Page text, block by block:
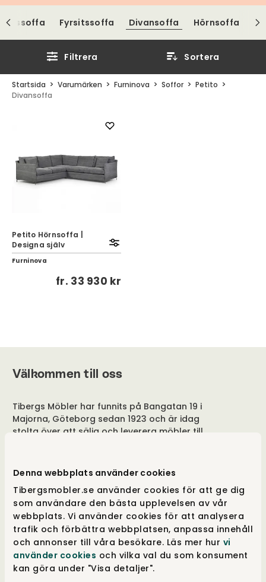
Denna webbplats använder cookies
Tibergsmobler.se använder cookies för att ge dig
som användare den bästa upplevelsen av vår
webbplats. Vi använder cookies för att analysera
trafik och förbättra webbplatsen, anpassa innehåll
och annonser till våra besökare. Läs mer hur vi
använder cookies och vilka val du som konsument
kan göra under "Visa detaljer".
tyger och läder från Furninova. Se utbudet i serien
Petito hos oss på Tibergs Möbler.
Fyrsitssoffa Divansoffa Hörnsoffa
Filtrera Sortera
Startsida Varumärken Furninova Soffor
Petito
Divansoffa
Petito Hörnsoffa |
Designa själv
Furninova
fr. 33 930 kr
Välkommen till oss
Tibergs Möbler har funnits på Bangatan 19 i
Majorna, Göteborg sedan 1923 och är idag
stolta över att sälja och leverera möbler till
sängar, till förvaringslösningar och
matgrupper. Besök vår butik i Göteborg eller
handla online på tibergsmobler.se. Vi ser fram
emot att hjälpa dig hitta rätt möbel för ditt
hem.
Kundservice